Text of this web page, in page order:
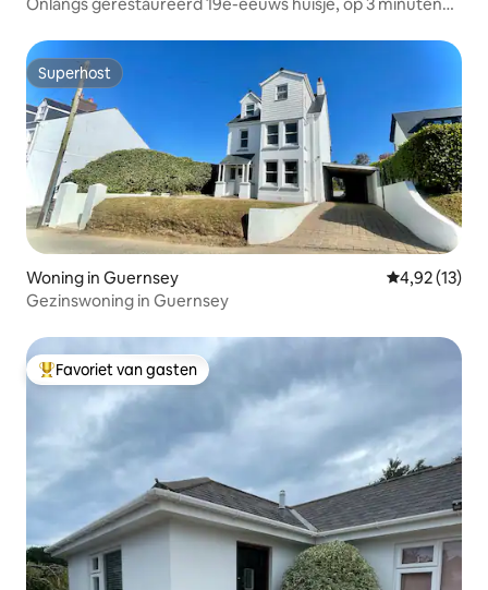
Onlangs gerestaureerd 19e-eeuws huisje, op 3 minuten
Superhost
Superhost
Woning in Guernsey Gemiddelde
4,92 (13)
Gezinswoning in Guernsey
Topfavoriet van gasten
Favoriet van gasten